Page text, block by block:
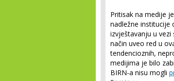
Pritisak na medije
nadležne institucije
izvještavanju u vezi
način uveo red u
tendencioznih,
medijima je bilo
BIRN-a nisu mogli